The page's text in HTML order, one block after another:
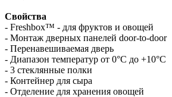
Свойства
- Freshbox™ - для фруктов и овощей
- Монтаж дверных панелей door-to-door
- Перенавешиваемая дверь
- Диапазон температур от 0°C до +10°C
- 3 стеклянные полки
- Контейнер для сыра
- Отделение для хранения овощей